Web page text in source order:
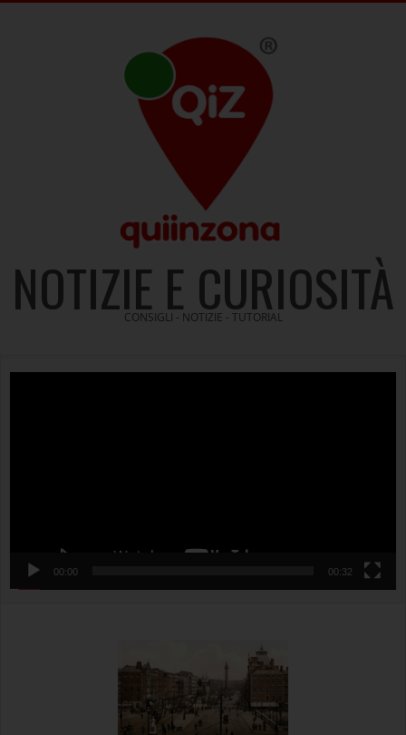
NOTIZIE E CURIOSITÀ
CONSIGLI - NOTIZIE - TUTORIAL
00:00 00:32